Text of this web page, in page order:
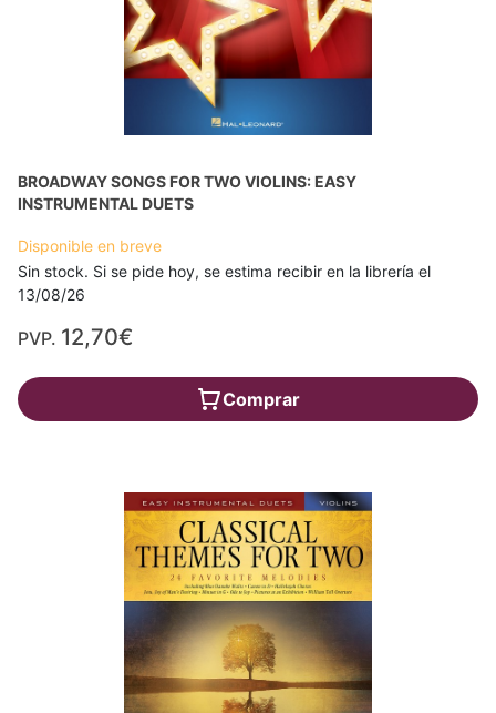
BROADWAY SONGS FOR TWO VIOLINS: EASY
INSTRUMENTAL DUETS
Disponible en breve
Sin stock. Si se pide hoy, se estima recibir en la librería el
13/08/26
PVP. 12,70€
Comprar